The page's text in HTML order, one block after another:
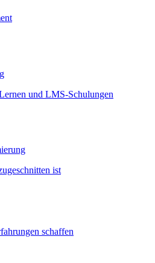
und LMS-Schulungen
ist
schaffen